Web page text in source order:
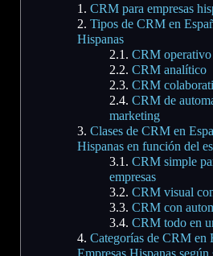
CRM para empresas
Tipos de CRM en
Hispanas
CRM operativo
CRM analítico
CRM
CRM de
marketing
Clases de CRM en
Hispanas en función del
CRM simple
empresas
CRM visual
CRM con
CRM todo en
Categorías de CRM en
Empresas Hispanas según